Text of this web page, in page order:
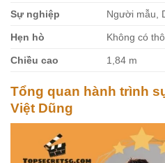
Sự nghiệp Người mẫu,
Hẹn hò Không có
Chiều cao 1,84 m
Tổng quan hành trình
Việt Dũng